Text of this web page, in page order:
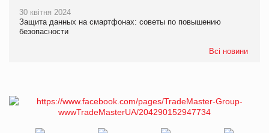
30 квітня 2024
Защита данных на смартфонах: советы по повышению
безопасности
Всі новини